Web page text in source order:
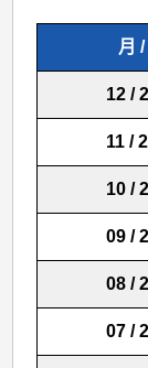
月
12 /
11 /
10 /
09 /
08 /
07 /